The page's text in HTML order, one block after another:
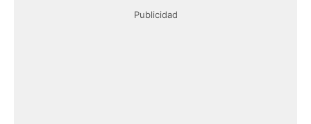
Publicidad